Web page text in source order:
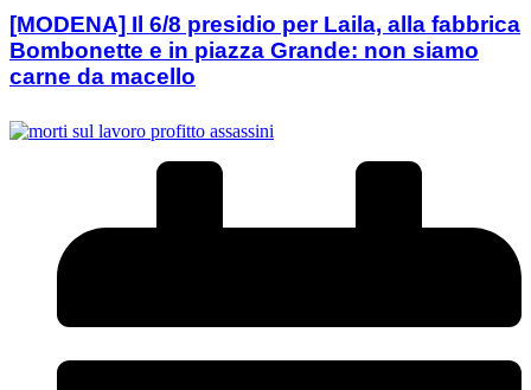
[MODENA] Il 6/8 presidio per Laila, alla fabbrica
Bombonette e in piazza Grande: non siamo
carne da macello